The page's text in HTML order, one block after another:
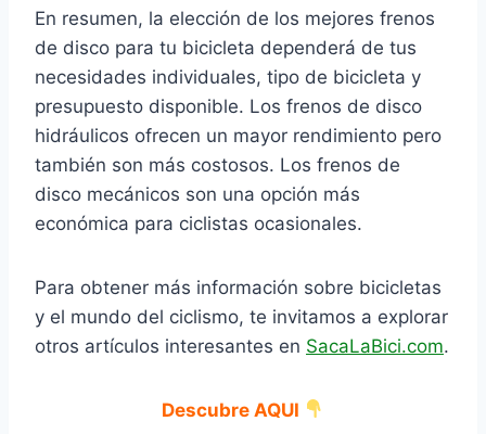
En resumen, la elección de los mejores frenos
de disco para tu bicicleta dependerá de tus
necesidades individuales, tipo de bicicleta y
presupuesto disponible. Los frenos de disco
hidráulicos ofrecen un mayor rendimiento pero
también son más costosos. Los frenos de
disco mecánicos son una opción más
económica para ciclistas ocasionales.
Para obtener más información sobre bicicletas
y el mundo del ciclismo, te invitamos a explorar
otros artículos interesantes en SacaLaBici.com.
Descubre AQUI